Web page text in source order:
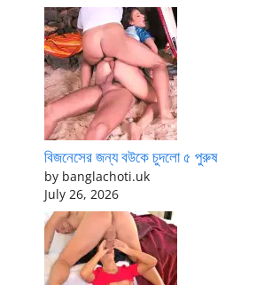
বিজনেসের জন্য বউকে চুদলো ৫ পুরুষ
by banglachoti.uk
July 26, 2026